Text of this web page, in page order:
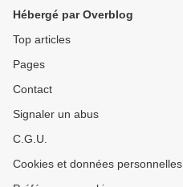
Hébergé par Overblog
Top articles
Pages
Contact
Signaler un abus
C.G.U.
Cookies et données personnelles